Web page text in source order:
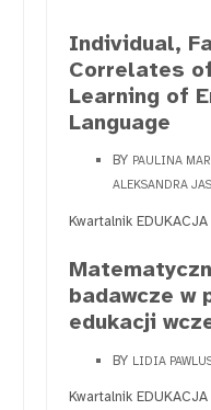
Individual,
Correlates
Learning of
Language
BY PAULINA
ALEKSANDRA
Kwartalnik
badawcze w
edukacji
BY LIDIA
Kwartalnik